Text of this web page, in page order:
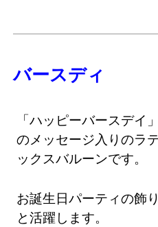
バースディ
「ハッピーバースデイ」
のメッセージ入りのラ
ックスバルーンです。
お誕生日パーティの飾
と活躍します。